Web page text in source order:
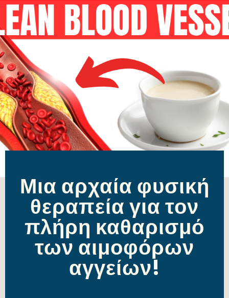
Μια αρχαία φυσική
θεραπεία για τον
πλήρη καθαρισμό
των αιμοφόρων
αγγείων!